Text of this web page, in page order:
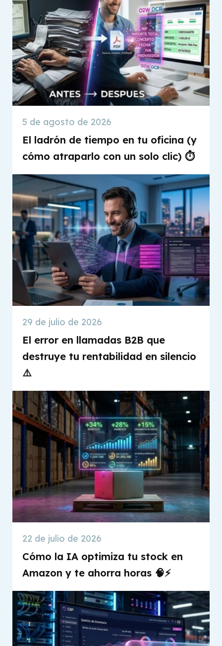
5 de agosto de 2026
El ladrón de tiempo en tu oficina (y
cómo atraparlo con un solo clic) ⏱️
29 de julio de 2026
El error en llamadas B2B que
destruye tu rentabilidad en silencio
⚠️
22 de julio de 2026
Cómo la IA optimiza tu stock en
Amazon y te ahorra horas 🧠⚡